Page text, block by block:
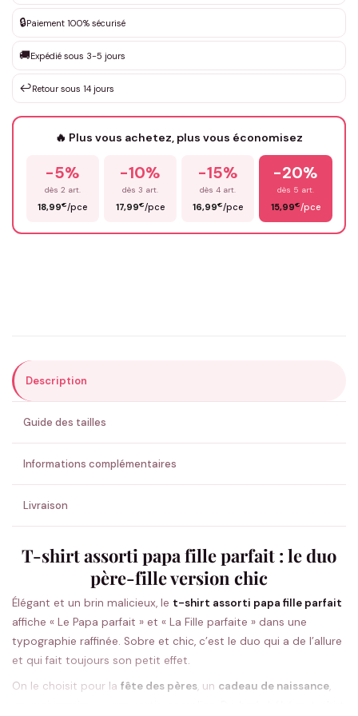
Que souhaitez-vous ?*
Votre texte / idée*
Prénom*
ENVOYER MA DEMANDE ✨
💚 Retour sous 24-48h🇫🇷 Flocage en France✅ Validation avant fabrication
🔒Paiement 100% sécurisé
🚚Expédié sous 3-5 jours
↩️Retour sous 14 jours
🔥 Plus vous achetez, plus vous économisez
-5%
dès 2 art.
18,99€/pce
-10%
dès 3 art.
17,99€/pce
-15%
dès 4 art.
16,99€/pce
-20%
dès 5 art.
15,99€/pce
Description
Guide des tailles
Informations complémentaires
Livraison
T-shirt assorti papa fille parfait : le duo
père-fille version chic
Élégant et un brin malicieux, le t-shirt assorti papa fille parfait
affiche « Le Papa parfait » et « La Fille parfaite » dans une
typographie raffinée. Sobre et chic, c’est le duo qui a de l’allure
et qui fait toujours son petit effet.
On le choisit pour la fête des pères, un cadeau de naissance,